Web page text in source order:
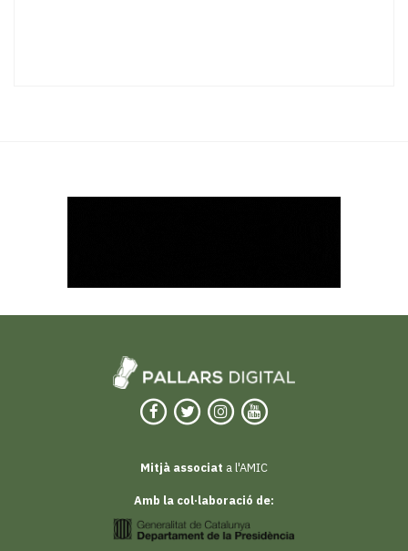
Mitjà associat a l'AMIC
Amb la col·laboració de: